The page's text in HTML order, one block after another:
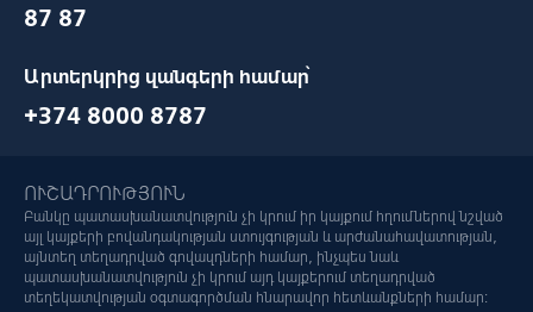
87 87
Արտերկրից զանգերի համար՝
+374 8000 8787
ՈՒՇԱԴՐՈՒԹՅՈՒՆ
Բանկը պատասխանատվություն չի կրում իր կայքում հղումներով նշված
այլ կայքերի բովանդակության ստույգության և արժանահավատության,
այնտեղ տեղադրված գովազդների համար, ինչպես նաև
պատասխանատվություն չի կրում այդ կայքերում տեղադրված
տեղեկատվության օգտագործման հնարավոր հետևանքների համար: